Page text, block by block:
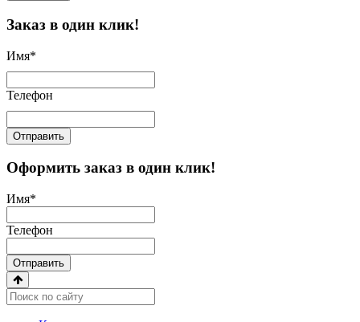
Заказ в один клик!
Имя*
Телефон
Отправить
Оформить заказ в один клик!
Имя*
Телефон
Отправить